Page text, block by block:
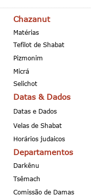
Chazanut
Matérias
Tefilot de Shabat
Pizmonim
Micrá
Selichot
Datas & Dados
Datas e Dados
Velas de Shabat
Horários judaicos
Departamentos
Darkênu
Tsêmach
Comissão de Damas